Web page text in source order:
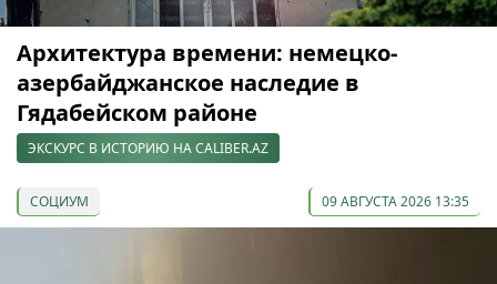
Архитектура времени: немецко-
азербайджанское наследие в
Гядабейском районе
ЭКСКУРС В ИСТОРИЮ НА CALIBER.AZ
СОЦИУМ 09 АВГУСТА 2026 13:35